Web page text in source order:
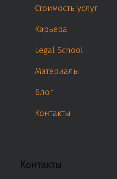
Стоимость услуг
Карьера
Legal School
Материалы
Блог
Контакты
Контакты